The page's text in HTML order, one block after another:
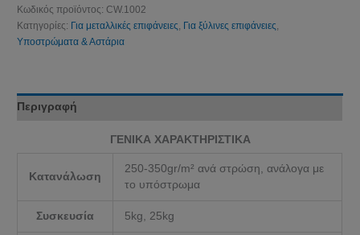
Κωδικός προϊόντος: CW.1002
Κατηγορίες: Για μεταλλικές επιφάνειες Για ξύλινες επιφάνειες
Υποστρώματα & Αστάρια
Περιγραφή
ΓΕΝΙΚΑ ΧΑΡΑΚΤΗΡΙΣΤΙΚΑ
Κατανάλωση
250-350gr/m² ανά στρώση, ανάλογα με
το υπόστρωμα
Συσκευσία 5kg, 25kg